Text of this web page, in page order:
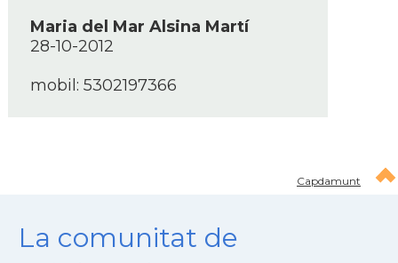
Maria del Mar Alsina Martí­
28-10-2012
mobil: 5302197366
Capdamunt
La comunitat de